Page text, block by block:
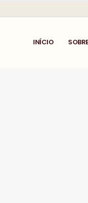
INÍCIO